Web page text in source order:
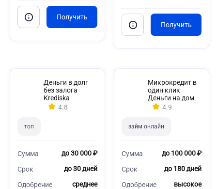
Деньги в долг
без залога
Krediska
4.8
топ
Сумма до 30 000 ₽
Срок до 30 дней
Одобрение среднее
Микрокредит в
один клик
Деньги на дом
4.9
займ онлайн
Сумма до 100 000 ₽
Срок до 180 дней
Одобрение высокое